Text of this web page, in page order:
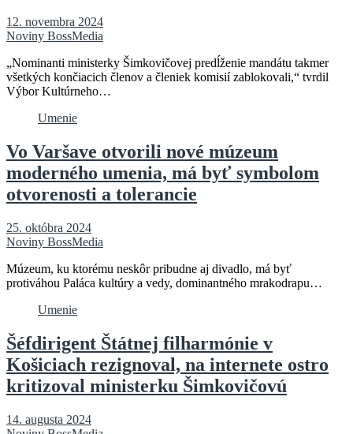
12. novembra 2024
Noviny BossMedia
„Nominanti ministerky Šimkovičovej predĺženie mandátu takmer
všetkých končiacich členov a členiek komisií zablokovali,“ tvrdil
Výbor Kultúrneho…
Umenie
Vo Varšave otvorili nové múzeum
moderného umenia, má byť symbolom
otvorenosti a tolerancie
25. októbra 2024
Noviny BossMedia
Múzeum, ku ktorému neskôr pribudne aj divadlo, má byť
protiváhou Paláca kultúry a vedy, dominantného mrakodrapu…
Umenie
Šéfdirigent Štátnej filharmónie v
Košiciach rezignoval, na internete ostro
kritizoval ministerku Šimkovičovú
14. augusta 2024